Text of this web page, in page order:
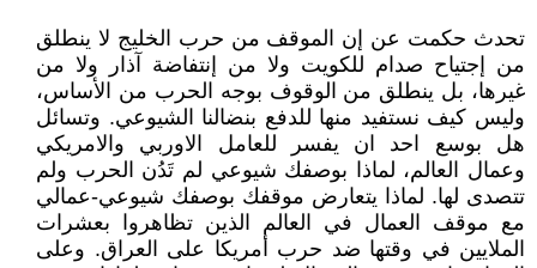
تحدث حكمت عن إن الموقف من حرب الخليج لا ينطلق
من إجتياح صدام للكويت ولا من إنتفاضة آذار ولا من
غيرها، بل ينطلق من الوقوف بوجه الحرب من الأساس،
وليس كيف نستفيد منها للدفع بنضالنا الشيوعي. وتسائل
هل بوسع احد ان يفسر للعامل الاوربي والامريكي
وعمال العالم، لماذا بوصفك شيوعي لم تَدُن الحرب ولم
تتصدى لها. لماذا يتعارض موقفك بوصفك شيوعي-عمالي
مع موقف العمال في العالم الذين تظاهروا بعشرات
الملايين في وقتها ضد حرب أمريكا على العراق. وعلى